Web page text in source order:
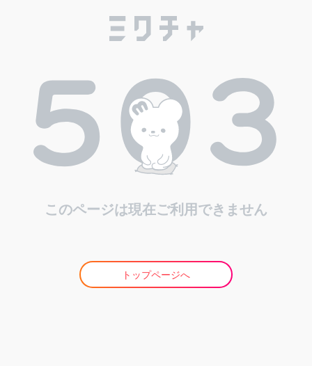
このページは現在ご利用できません